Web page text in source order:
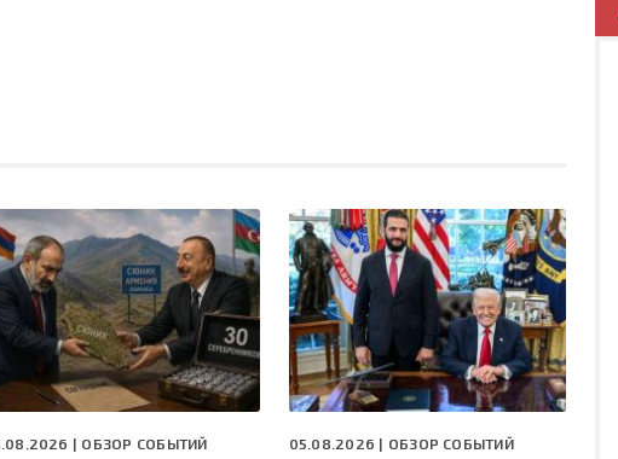
| ОБЗОР СОБЫТИЙ 05.08.2026 | ОБЗОР СОБЫТИЙ